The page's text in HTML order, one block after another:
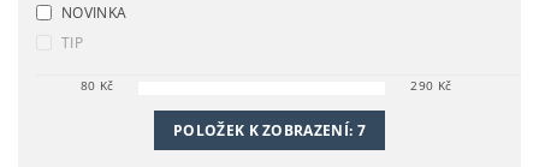
NOVINKA
TIP
80 Kč 290 Kč
POLOŽEK K ZOBRAZENÍ: 7